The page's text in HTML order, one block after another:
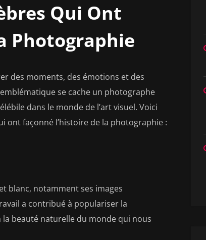
Qui Ont
Photographie
des moments, des émotions et des
se cache un photographe
dans le monde de l’art visuel. Voici
ont façonné l’histoire de la photographie :
blanc, notamment ses images
a contribué à populariser la
beauté naturelle du monde qui nous